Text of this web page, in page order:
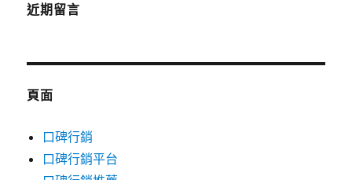
近期留言
頁面
口碑行銷
口碑行銷平台